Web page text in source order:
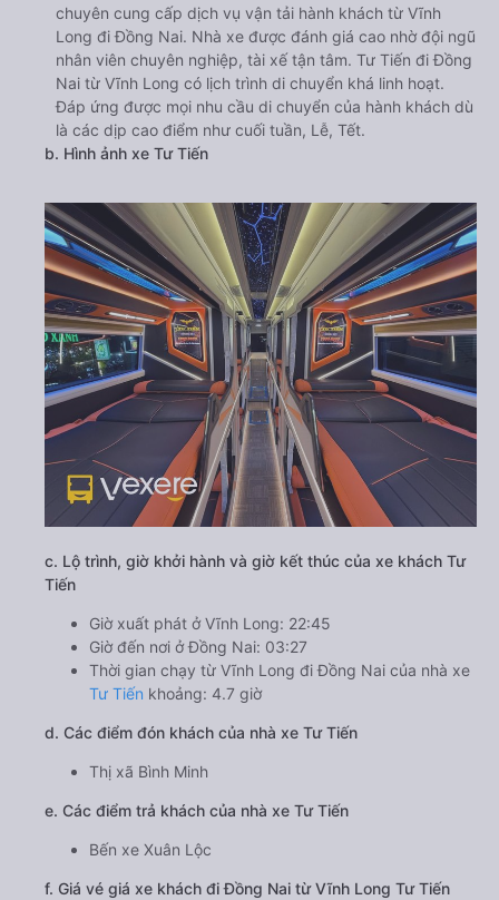
chuyên cung cấp dịch vụ vận tải hành khách từ Vĩnh
Long đi Đồng Nai. Nhà xe được đánh giá cao nhờ đội ngũ
nhân viên chuyên nghiệp, tài xế tận tâm. Tư Tiến đi Đồng
Nai từ Vĩnh Long có lịch trình di chuyển khá linh hoạt.
Đáp ứng được mọi nhu cầu di chuyển của hành khách dù
là các dịp cao điểm như cuối tuần, Lễ, Tết.
b. Hình ảnh xe Tư Tiến
c. Lộ trình, giờ khởi hành và giờ kết thúc của xe khách Tư
Tiến
Giờ xuất phát ở Vĩnh Long: 22:45
Giờ đến nơi ở Đồng Nai: 03:27
Thời gian chạy từ Vĩnh Long đi Đồng Nai của nhà xe
Tư Tiến khoảng: 4.7 giờ
d. Các điểm đón khách của nhà xe Tư Tiến
Thị xã Bình Minh
e. Các điểm trả khách của nhà xe Tư Tiến
Bến xe Xuân Lộc
f. Giá vé giá xe khách đi Đồng Nai từ Vĩnh Long Tư Tiến